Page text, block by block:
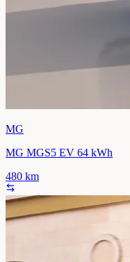
MG
MG MGS5 EV 64 kWh
480 km